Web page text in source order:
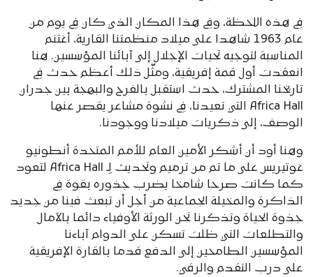
في هذه اللحظة، وفي هذا المكان الذي كان في يوم من
عام 1963 شاهدا على ميلاد منظمتنا القارية، أغتنم
المناسبة لتوجيه تحيات الإجلال إلى آبائنا المؤسسين. هنا
انعقدت أول قمة إفريقية، ومثّل ذلك أعظم حدث في
تاريخنا المشترك، حدث استقبل بالفرح والبهجة بين جدران
Africa Hall التي تعيدنا، في نشوة مشاعر يقصر عنها
الوصف، إلى ذكريات ميلادنا ووجودنا.
وهنا أود أن أشكر الأمين العام للأمم المتحدة أنطونيو
غوتيريس على ما تم من ترميم وتحديث لِـ Africa Hall لتعود
كما كانت صرحا شامخا يضرب جذوره بقوة في
الذاكرة والمخيلة الجماعية من أجل أن تبعث فينا من جديد
جذوة الحياة وتذكرنا نحن الورثة الأوفياء دائما بالآمال
والتطلعات التي ظلت تسكن على الدوام آباءنا
المؤسسين الطامحين إلى الدفع قدما بالقارة الإفريقية
على درب التقدم والرقي.